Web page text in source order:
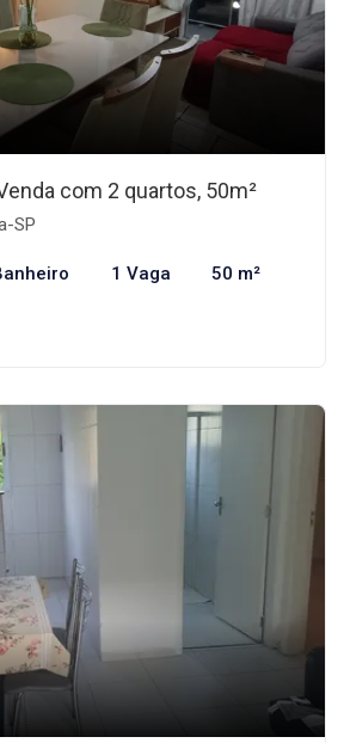
com 2 quartos, 50m²
SP
1 Vaga 50 m²